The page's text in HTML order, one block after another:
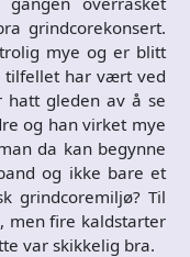
grindcorekonsert.
mye og er blitt
tilfellet har vært ved
hatt gleden av å se
og han virket mye
da kan begynne
og ikke bare et
grindcoremiljø? Til
men fire kaldstarter
var skikkelig bra.